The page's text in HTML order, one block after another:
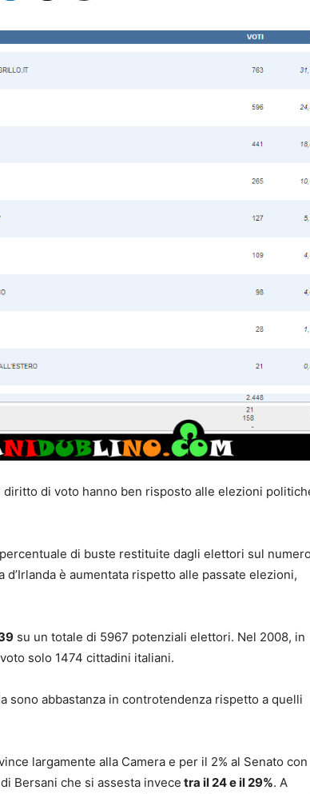
diritto di voto hanno ben risposto alle elezioni
di buste restituite dagli elettori sul numero
è aumentata rispetto alle passate elezioni,
su un totale di 5967 potenziali elettori. Nel 2008, in
solo 1474 cittadini italiani.
sono abbastanza in controtendenza rispetto a quelli
largamente alla Camera e per il 2% al Senato con
di Bersani che si assesta invece tra il 24 e il 29%. A